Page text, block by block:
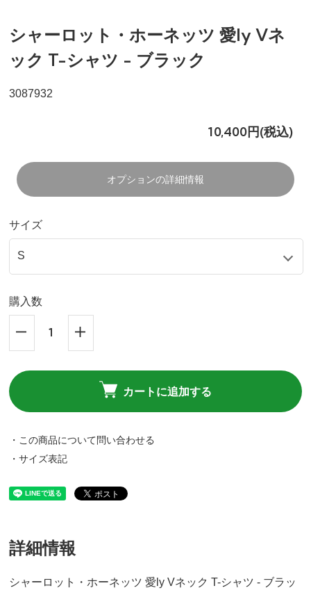
シャーロット・ホーネッツ 愛ly Vネ
ック T-シャツ - ブラック
3087932
10,400円(税込)
オプションの詳細情報
サイズ
購入数
カートに追加する
・この商品について問い合わせる
・サイズ表記
詳細情報
シャーロット・ホーネッツ 愛ly Vネック T-シャツ - ブラッ